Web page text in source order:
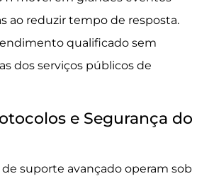
ao reduzir tempo de resposta.
qualificado sem
dos serviços públicos de
e Segurança do
suporte avançado operam sob